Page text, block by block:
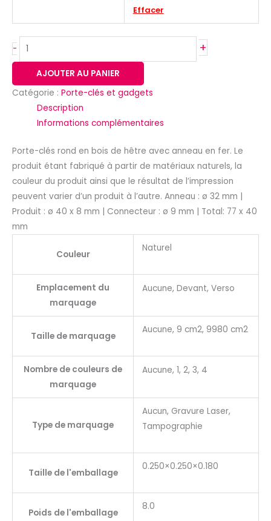
Effacer
- +
AJOUTER AU PANIER
Catégorie : Porte-clés et gadgets
Description
Informations complémentaires
Porte-clés rond en bois de hêtre avec anneau en fer. Le
produit étant fabriqué à partir de matériaux naturels, la
couleur du produit ainsi que le résultat de l’impression
peuvent varier d’un produit à l’autre. Anneau : ø 32 mm |
Produit : ø 40 x 8 mm | Connecteur : ø 9 mm | Total: 77 x 40
mm
Couleur
Naturel
Emplacement du
marquage
Aucune, Devant, Verso
Taille de marquage
Aucune, 9 cm2, 9980 cm2
Nombre de couleurs de
marquage
Aucune, 1, 2, 3, 4
Type de marquage
Aucun, Gravure Laser,
Tampographie
Taille de l'emballage
0.250×0.250×0.180
Poids de l'emballage
8.0